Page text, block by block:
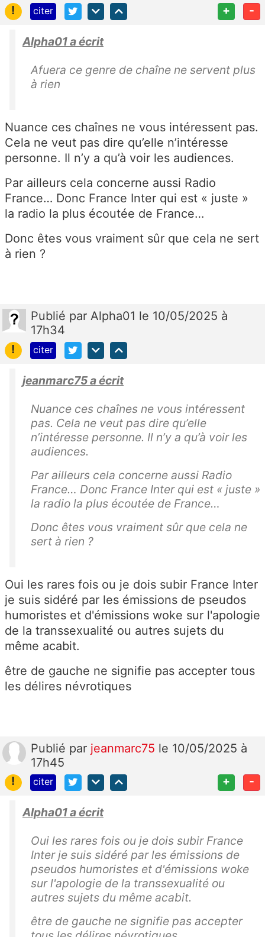
!
citer + -
Alpha01 a écrit
Afuera ce genre de chaîne ne servent plus
à rien
Nuance ces chaînes ne vous intéressent pas.
Cela ne veut pas dire qu’elle n’intéresse
personne. Il n’y a qu’à voir les audiences.
Par ailleurs cela concerne aussi Radio
France… Donc France Inter qui est « juste »
la radio la plus écoutée de France…
Donc êtes vous vraiment sûr que cela ne sert
à rien ?
Publié par Alpha01 le 10/05/2025 à
17h34
!
citer
jeanmarc75 a écrit
Nuance ces chaînes ne vous intéressent
pas. Cela ne veut pas dire qu’elle
n’intéresse personne. Il n’y a qu’à voir les
audiences.
Par ailleurs cela concerne aussi Radio
France… Donc France Inter qui est « juste »
la radio la plus écoutée de France…
Donc êtes vous vraiment sûr que cela ne
sert à rien ?
Oui les rares fois ou je dois subir France Inter
je suis sidéré par les émissions de pseudos
humoristes et d'émissions woke sur l'apologie
de la transsexualité ou autres sujets du
même acabit.
être de gauche ne signifie pas accepter tous
les délires névrotiques
Publié par jeanmarc75 le 10/05/2025 à
17h45
!
citer + -
Alpha01 a écrit
Oui les rares fois ou je dois subir France
Inter je suis sidéré par les émissions de
pseudos humoristes et d'émissions woke
sur l'apologie de la transsexualité ou
autres sujets du même acabit.
être de gauche ne signifie pas accepter